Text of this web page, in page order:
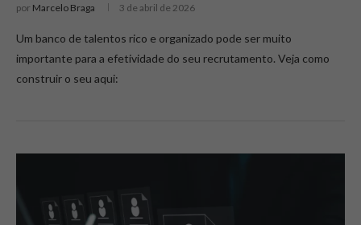
por Marcelo Braga 3 de abril de 2026
Um banco de talentos rico e organizado pode ser muito
importante para a efetividade do seu recrutamento. Veja como
construir o seu aqui: